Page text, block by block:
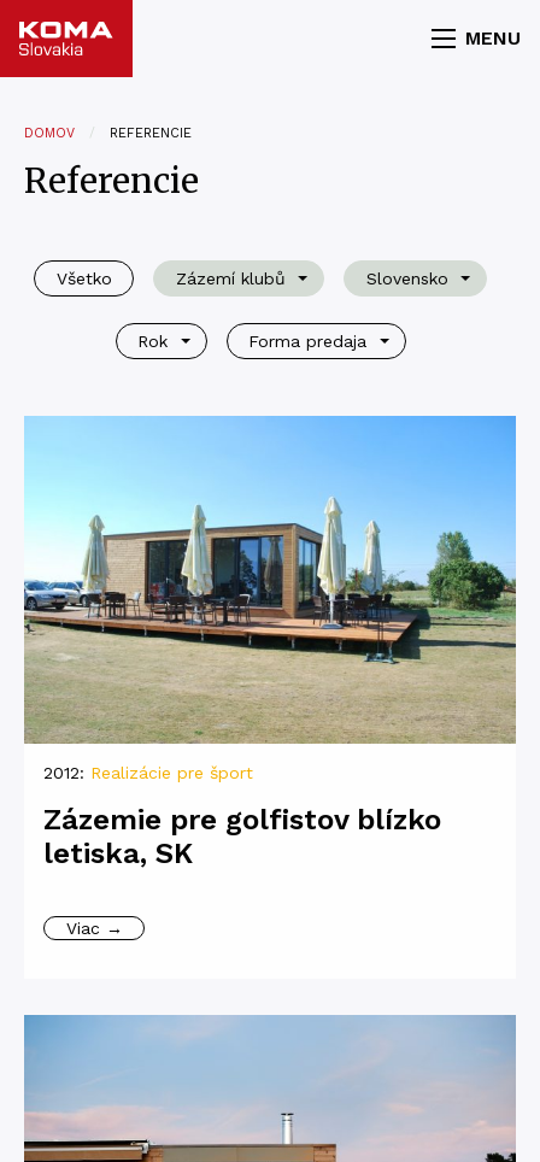
MENU
DOMOV REFERENCIE
Referencie
Všetko Zázemí klubů Slovensko
Rok Forma predaja
2012: Realizácie pre šport
Zázemie pre golfistov blízko
letiska, SK
Viac →